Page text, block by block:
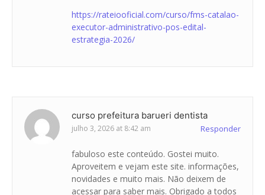
https://rateiooficial.com/curso/fms-catalao-
executor-administrativo-pos-edital-
estrategia-2026/
curso prefeitura barueri dentista
julho 3, 2026 at 8:42 am Responder
fabuloso este conteúdo. Gostei muito.
Aproveitem e vejam este site. informações,
novidades e muito mais. Não deixem de
acessar para saber mais. Obrigado a todos